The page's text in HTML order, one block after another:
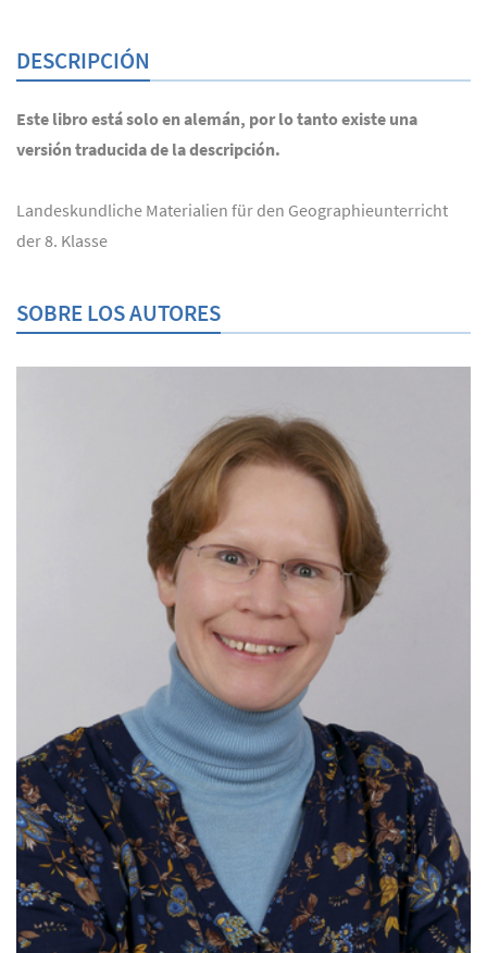
DESCRIPCIÓN
Este libro está solo en alemán, por lo tanto existe una
versión traducida de la descripción.
Landeskundliche Materialien für den Geographieunterricht
der 8. Klasse
SOBRE LOS AUTORES